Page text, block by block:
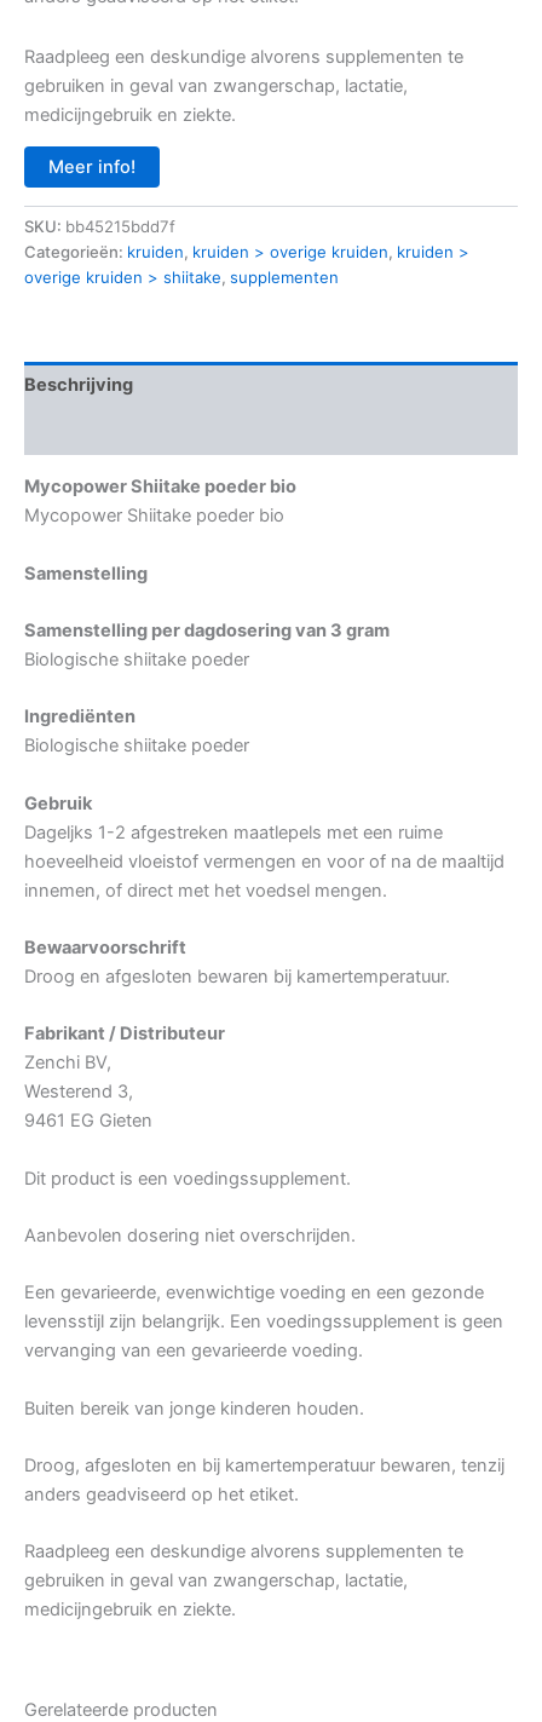
Raadpleeg een deskundige alvorens supplementen te
gebruiken in geval van zwangerschap, lactatie,
medicijngebruik en ziekte.
Meer info!
SKU: bb45215bdd7f
Categorieën: kruiden, kruiden > overige kruiden, kruiden >
overige kruiden > shiitake, supplementen
Beschrijving
Mycopower Shiitake poeder bio
Mycopower Shiitake poeder bio
Samenstelling
Samenstelling per dagdosering van 3 gram
Biologische shiitake poeder
Ingrediënten
Biologische shiitake poeder
Gebruik
Dageljks 1-2 afgestreken maatlepels met een ruime
hoeveelheid vloeistof vermengen en voor of na de maaltijd
innemen, of direct met het voedsel mengen.
Bewaarvoorschrift
Droog en afgesloten bewaren bij kamertemperatuur.
Fabrikant / Distributeur
Zenchi BV,
Westerend 3,
9461 EG Gieten
Dit product is een voedingssupplement.
Aanbevolen dosering niet overschrijden.
Een gevarieerde, evenwichtige voeding en een gezonde
levensstijl zijn belangrijk. Een voedingssupplement is geen
vervanging van een gevarieerde voeding.
Buiten bereik van jonge kinderen houden.
Droog, afgesloten en bij kamertemperatuur bewaren, tenzij
anders geadviseerd op het etiket.
Raadpleeg een deskundige alvorens supplementen te
gebruiken in geval van zwangerschap, lactatie,
medicijngebruik en ziekte.
Gerelateerde producten